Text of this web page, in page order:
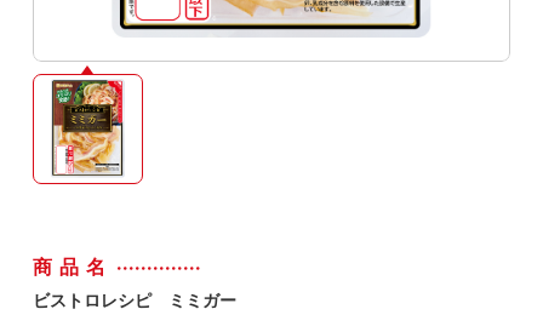
商品名
ビストロレシピ ミミガー